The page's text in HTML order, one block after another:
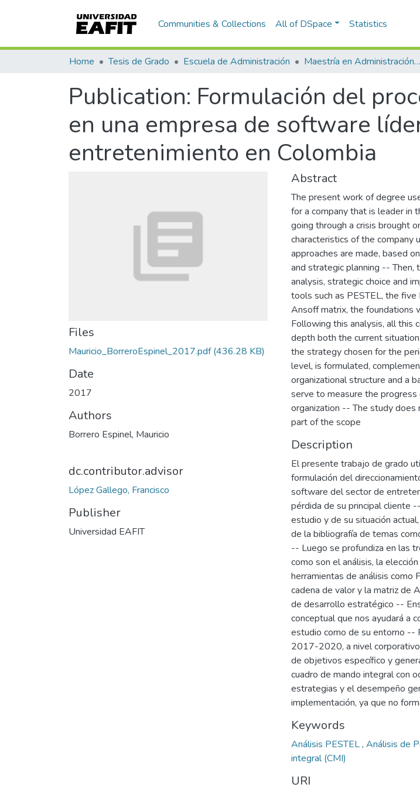
Communities & Collections All of DSpace Statistics
Home Tesis de Grado Escuela de Administración Maestría en Administración - MBA (tesis)
Publication: Formulación del
en una empresa de software
entretenimiento en Colombia
Files
Mauricio_BorreroEspinel_2017.pdf(436.28 KB)
Date
2017
Authors
Borrero Espinel, Mauricio
dc.contributor.advisor
López Gallego, Francisco
Publisher
Universidad EAFIT
Abstract
The present work of degree
for a company that is leader in
going through a crisis brought
characteristics of the company
approaches are made, based
and strategic planning --
analysis, strategic choice and
tools such as PESTEL, the
Ansoff matrix, the
Following this analysis, all this
depth both the current
the strategy chosen for the
level, is formulated,
organizational structure and a
serve to measure the
organization -- The study
part of the scope
Description
El presente trabajo de grado
formulación del
software del sector de
pérdida de su principal cliente
estudio y de su situación
de la bibliografía de temas
-- Luego se profundiza en las
como son el análisis, la
herramientas de análisis como
cadena de valor y la matriz de
de desarrollo estratégico --
conceptual que nos ayudará a
estudio como de su entorno --
2017-2020, a nivel
de objetivos específico y
cuadro de mando integral con
estrategias y el desempeño
implementación, ya que no
Keywords
Análisis PESTEL, Análisis de
integral (CMI)
URI